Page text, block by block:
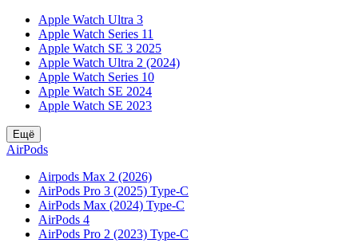
Apple Watch Ultra 3
Apple Watch Series 11
Apple Watch SE 3 2025
Apple Watch Ultra 2 (2024)
Apple Watch Series 10
Apple Watch SE 2024
Apple Watch SE 2023
Ещё
AirPods
Airpods Max 2 (2026)
AirPods Pro 3 (2025) Type-C
AirPods Max (2024) Type-C
AirPods 4
AirPods Pro 2 (2023) Type-C